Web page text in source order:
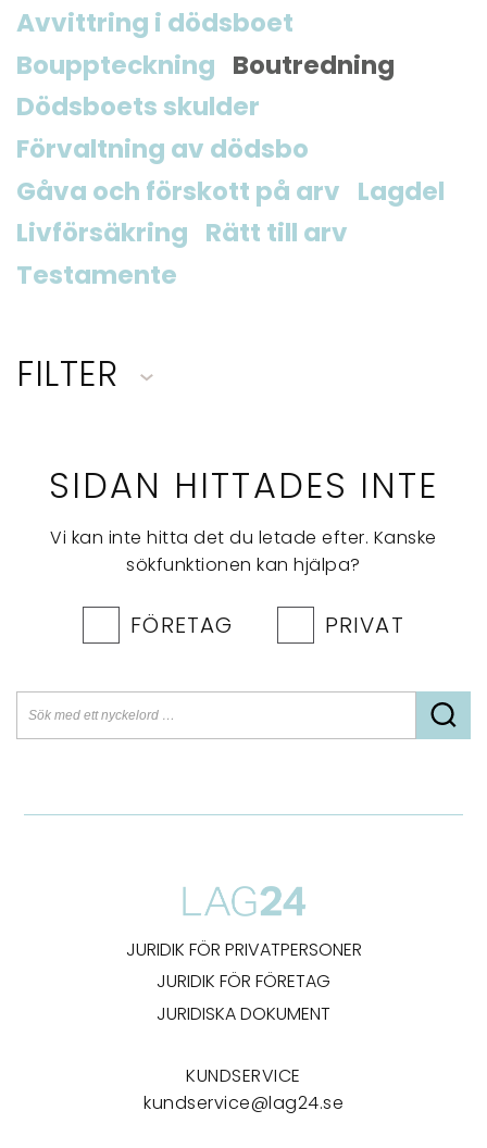
Avvittring i dödsboet
Bouppteckning Boutredning
Dödsboets skulder
Förvaltning av dödsbo
Gåva och förskott på arv Lagdel
Livförsäkring Rätt till arv
Testamente
FILTER
SIDAN HITTADES INTE
Vi kan inte hitta det du letade efter. Kanske
sökfunktionen kan hjälpa?
FÖRETAG PRIVAT
JURIDIK FÖR PRIVATPERSONER
JURIDIK FÖR FÖRETAG
JURIDISKA DOKUMENT
KUNDSERVICE
kundservice@lag24.se